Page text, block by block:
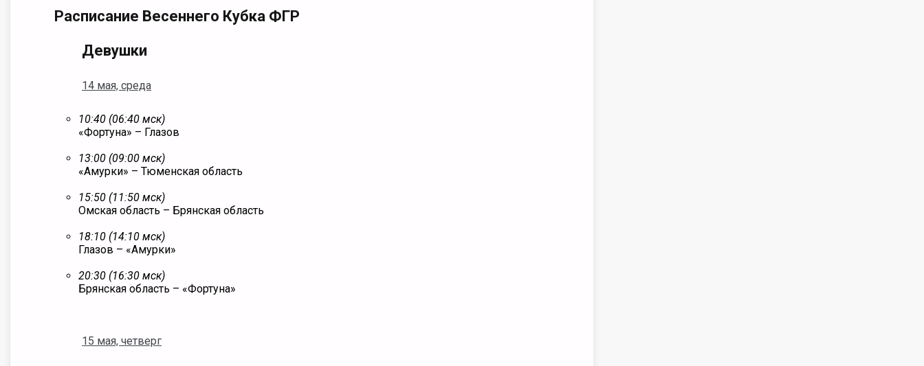
Расписание Весеннего Кубка ФГР
Девушки
14 мая, среда
10:40 (06:40 мск)
«Фортуна» – Глазов
13:00 (09:00 мск)
«Амурки» – Тюменская область
15:50 (11:50 мск)
Омская область – Брянская область
18:10 (14:10 мск)
Глазов – «Амурки»
20:30 (16:30 мск)
Брянская область – «Фортуна»
15 мая, четверг